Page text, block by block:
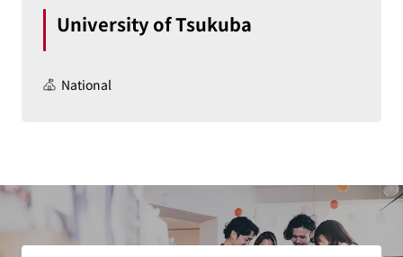
University of Tsukuba
National